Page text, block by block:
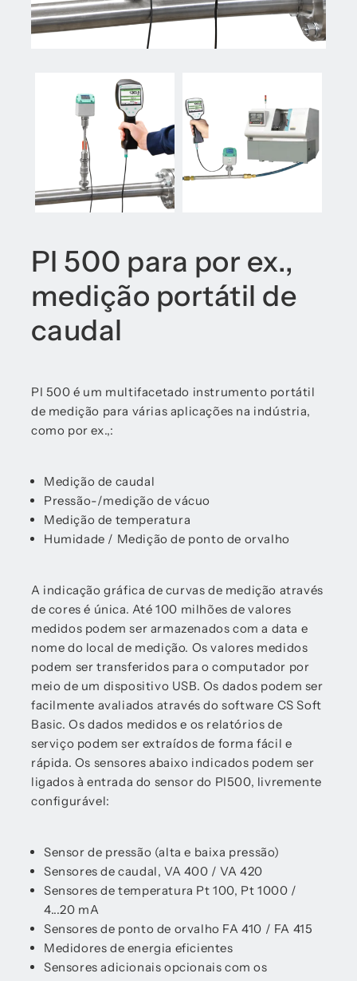
PI 500 para por ex.,
medição portátil de
caudal
PI 500 é um multifacetado instrumento portátil
de medição para várias aplicações na indústria,
como por ex.,:
Medição de caudal
Pressão-/medição de vácuo
Medição de temperatura
Humidade / Medição de ponto de orvalho
A indicação gráfica de curvas de medição através
de cores é única. Até 100 milhões de valores
medidos podem ser armazenados com a data e
nome do local de medição. Os valores medidos
podem ser transferidos para o computador por
meio de um dispositivo USB. Os dados podem ser
facilmente avaliados através do software CS Soft
Basic. Os dados medidos e os relatórios de
serviço podem ser extraídos de forma fácil e
rápida. Os sensores abaixo indicados podem ser
ligados à entrada do sensor do PI500, livremente
configurável:
Sensor de pressão (alta e baixa pressão)
Sensores de caudal, VA 400 / VA 420
Sensores de temperatura Pt 100, Pt 1000 /
4...20 mA
Sensores de ponto de orvalho FA 410 / FA 415
Medidores de energia eficientes
Sensores adicionais opcionais com os